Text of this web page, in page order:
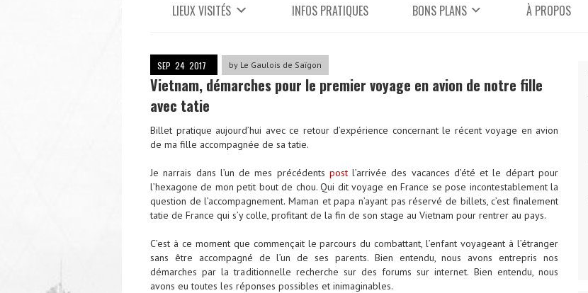
LIEUX VISITÉS INFOS PRATIQUES BONS PLANS À PROPOS
SEP 24 2017 by Le Gaulois de Saïgon
Vietnam, démarches pour le premier voyage en avion de notre fille
avec tatie
Billet pratique aujourd’hui avec ce retour d’expérience concernant le récent voyage en avion
de ma fille accompagnée de sa tatie.
Je narrais dans l’un de mes précédents postl’arrivée des vacances d’été et le départ pour
l’hexagone de mon petit bout de chou. Qui dit voyage en France se pose incontestablement la
question de l’accompagnement. Maman et papa n’ayant pas réservé de billets, c’est finalement
tatie de France qui s’y colle, profitant de la fin de son stage au Vietnam pour rentrer au pays.
C’est à ce moment que commençait le parcours du combattant, l’enfant voyageant à l’étranger
sans être accompagné de l’un de ses parents. Bien entendu, nous avons entrepris nos
démarches par la traditionnelle recherche sur des forums sur internet. Bien entendu, nous
avons eu toutes les réponses possibles et inimaginables.